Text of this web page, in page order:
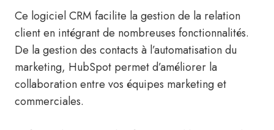
Ce logiciel CRM facilite la gestion de la relation
client en intégrant de nombreuses fonctionnalités.
De la gestion des contacts à l’automatisation du
marketing, HubSpot permet d’améliorer la
collaboration entre vos équipes marketing et
commerciales.